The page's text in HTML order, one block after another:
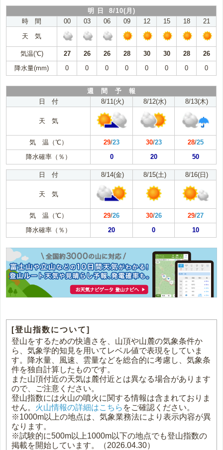
明 日 8/10(月)
時 間
00 03 06 09 12 15 18
21
天 気
気温(℃) 27 26 26 28 30 30 28
26
降水量(mm)
0 0 0 0 0 0 0 0
週 間 予 報
日 付
8/11(火) 8/12(水) 8/13(木)
天 気
気 温（℃） 29/23 30/23 28/25
降水確率（％）
0 20 50
日 付 8/14(金) 8/15(土) 8/16(日)
天 気
気 温（℃） 29/26 30/26 29/27
降水確率（％）
20 0 10
[登山指数について]
登山をするための快適さを、山頂や山麓の気象条件か
ら、気象学的知見を用いてレベル値で表現をしていま
す。降水量、風速、雲量などを総合的に考慮し、気象条
件を独自計算したものです。
また山頂付近の天気は麓付近とは異なる場合があります
ので、ご注意ください。
登山指数には火山の噴火に関する情報は含まれておりま
せん。 火山情報の詳細はこちら をご確認ください。
※1000m以上の地点は、気象業務法により表示内容が異
なります。
※試験的に500m以上1000m以下の地点でも登山指数の
掲載を開始しています。（2026.04.30）